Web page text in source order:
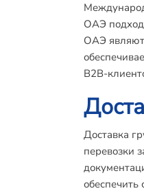
ОАЭ
ОАЭ
B2B-
Доставка
перевозки
обеспечить